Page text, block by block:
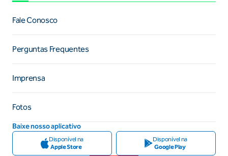
Fale Conosco
Perguntas Frequentes
Imprensa
Fotos
Baixe nosso aplicativo
Disponível na
Apple Store
Disponível na
Google Play